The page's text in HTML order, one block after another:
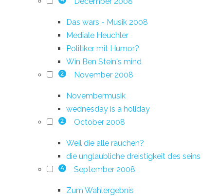
Das wars - Musik 2008
Mediale Heuchler
Politiker mit Humor?
Win Ben Stein's mind
2 November 2008
Novembermusik
wednesday is a holiday
2 October 2008
Weil die alle rauchen?
die unglaubliche dreistigkeit des seins
4 September 2008
Zum Wahlergebnis